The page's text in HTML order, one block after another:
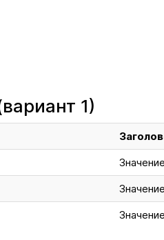
1)
Значение
Значение
Значение